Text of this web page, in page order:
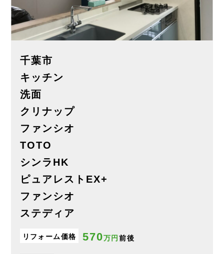
千葉市
キッチン
洗面
クリナップ
ファンシオ
TOTO
シンラHK
ピュアレストEX+
ファンシオ
ステディア
リフォーム価格 570万円 前後